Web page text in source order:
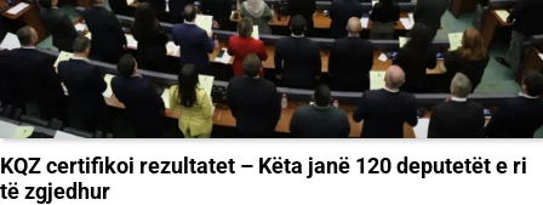
KQZ certifikoi rezultatet – Këta janë 120 deputetët e ri
të zgjedhur